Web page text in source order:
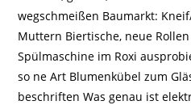
wegschmeißen Baumarkt:
Muttern Biertische, neue
Spülmaschine im Roxi
so ne Art Blumenkübel zum
beschriften Was genau ist